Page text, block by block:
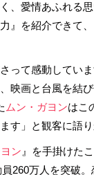
、愛情あふれる
』を紹介できて
って感動してい
映画と台風を結
ムン・ガヨンはこ
す」と観客に語り
ン 』を手掛けた
260万人を突破